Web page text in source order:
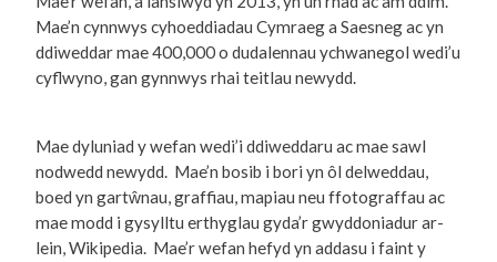
Mae’n cynnwys cyhoeddiadau Cymraeg a Saesneg ac yn
ddiweddar mae 400,000 o dudalennau ychwanegol wedi’u
cyflwyno, gan gynnwys rhai teitlau newydd.
Mae dyluniad y wefan wedi’i ddiweddaru ac mae sawl
nodwedd newydd. Mae’n bosib i bori yn ôl delweddau,
boed yn gartŵnau, graffiau, mapiau neu ffotograffau ac
mae modd i gysylltu erthyglau gyda’r gwyddoniadur ar-
lein, Wikipedia. Mae’r wefan hefyd yn addasu i faint y